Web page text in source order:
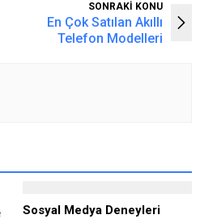
SONRAKİ KONU
En Çok Satılan Akıllı
Telefon Modelleri
Sosyal Medya Deneyleri